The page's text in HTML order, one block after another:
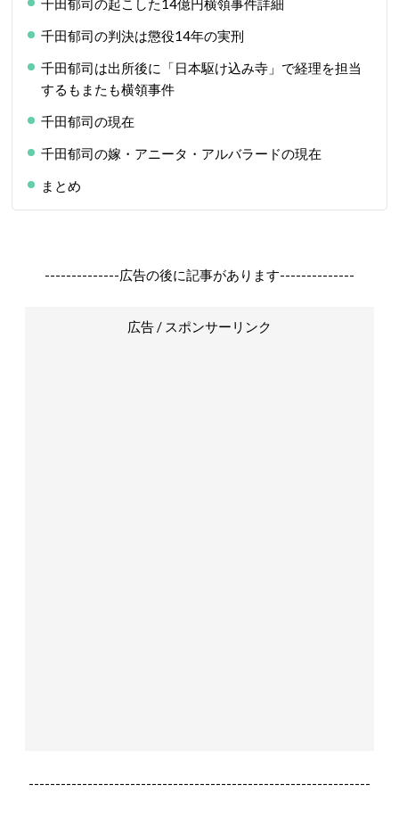
千田郁司の起こした14億円横領事件詳細
千田郁司の判決は懲役14年の実刑
千田郁司は出所後に「日本駆け込み寺」で経理を担当
するもまたも横領事件
千田郁司の現在
千田郁司の嫁・アニータ・アルバラードの現在
まとめ
--------------広告の後に記事があります--------------
広告 / スポンサーリンク
----------------------------------------------------------------